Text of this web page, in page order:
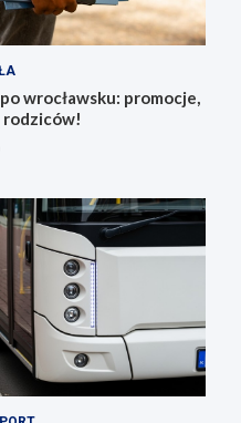
wrocławsku: promocje,
rodziców!